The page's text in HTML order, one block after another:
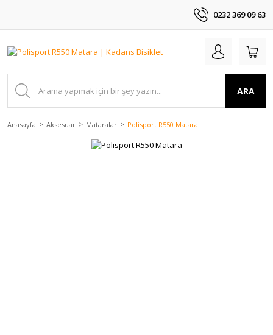
0232 369 09 63
ARA
Anasayfa Aksesuar Mataralar Polisport R550 Matara